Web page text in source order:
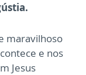
maravilhoso
e nos
Jesus